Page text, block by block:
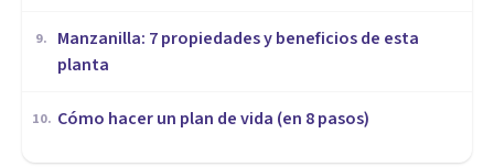
9.
Manzanilla: 7 propiedades y beneficios de esta
planta
10. Cómo hacer un plan de vida (en 8 pasos)